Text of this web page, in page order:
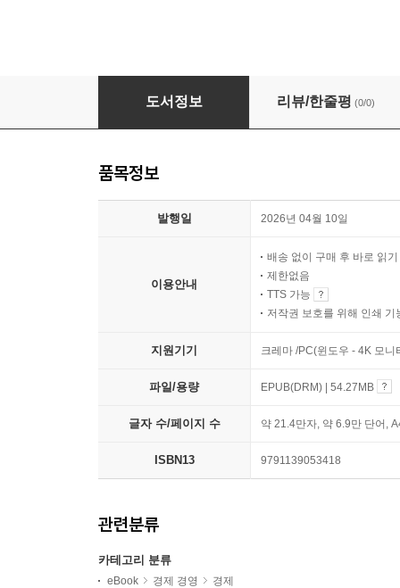
고전과 투자
도서정보 리뷰/한줄평 (0/0)
품목정보
발행일 2026년 04월 10일
이용안내
배송 없이 구매 후 바로 읽기
제한없음
TTS 가능
저작권 보호를 위해 인쇄 기
지원기기 크레마 /PC(윈도우 - 4K 모
파일/용량 EPUB(DRM) | 54.27MB
글자 수/페이지 수 약 21.4만자, 약 6.9만 단어,
ISBN13 9791139053418
관련분류
카테고리 분류
eBook 경제 경영 경제